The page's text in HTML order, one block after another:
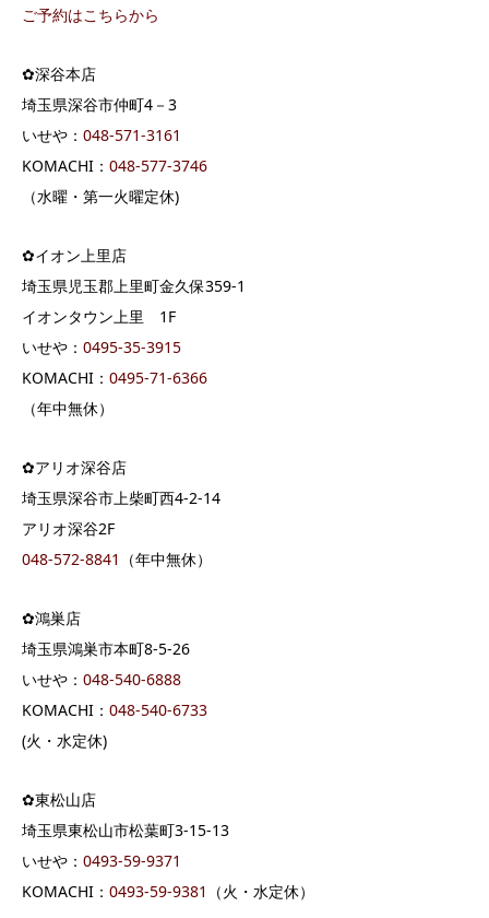
ご予約はこちらから
✿深谷本店
埼玉県深谷市仲町4－3
いせや： 048-571-3161
KOMACHI： 048-577-3746
（水曜・第一火曜定休)
✿イオン上里店
埼玉県児玉郡上里町金久保359-1
イオンタウン上里 1F
いせや： 0495-35-3915
KOMACHI： 0495-71-6366
（年中無休）
✿アリオ深谷店
埼玉県深谷市上柴町西4-2-14
アリオ深谷2F
048-572-8841
（年中無休）
✿鴻巣店
埼玉県鴻巣市本町8-5-26
いせや： 048-540-6888
KOMACHI： 048-540-6733
(火・水定休)
✿東松山店
埼玉県東松山市松葉町3-15-13
いせや： 0493-59-9371
KOMACHI： 0493-59-9381 （火・水定休）